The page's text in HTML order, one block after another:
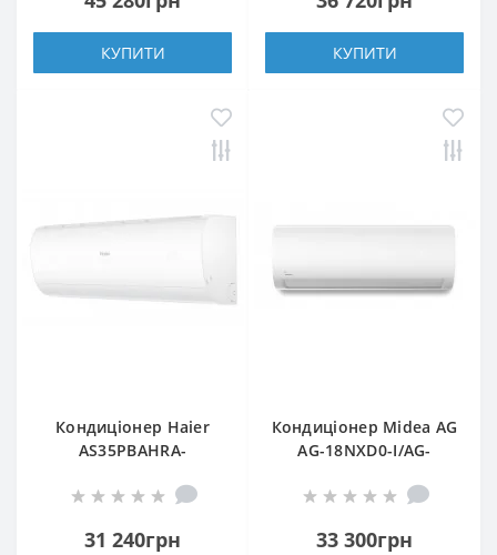
КУПИТИ КУПИТИ
Кондиціонер Haier
AS35PBAHRA-
31 240грн
Кондиціонер Midea AG
AG-18NXD0-I/AG-
33 300грн